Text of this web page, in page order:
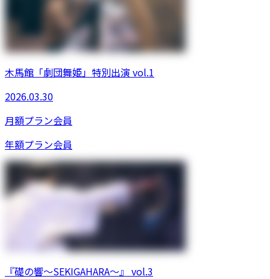
木馬館「劇団舞姫」特別出演 vol.1
2026.03.30
月額プラン会員
年額プラン会員
『礎の響〜SEKIGAHARA〜』 vol.3